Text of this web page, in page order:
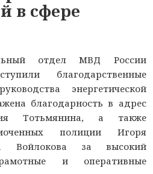
в сфере
отдел МВД России
благодарственные
энергетической
благодарность в адрес
Тотьмянина, а также
полиции Игоря
Войлокова за высокий
и оперативные